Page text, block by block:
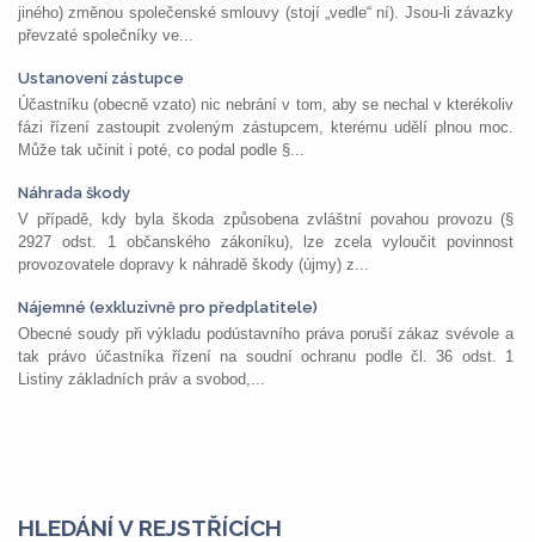
jiného) změnou společenské smlouvy (stojí „vedle“ ní). Jsou-li závazky
převzaté společníky ve...
Ustanovení zástupce
Účastníku (obecně vzato) nic nebrání v tom, aby se nechal v kterékoliv
fázi řízení zastoupit zvoleným zástupcem, kterému udělí plnou moc.
Může tak učinit i poté, co podal podle §...
Náhrada škody
V případě, kdy byla škoda způsobena zvláštní povahou provozu (§
2927 odst. 1 občanského zákoníku), lze zcela vyloučit povinnost
provozovatele dopravy k náhradě škody (újmy) z...
Nájemné (exkluzivně pro předplatitele)
Obecné soudy při výkladu podústavního práva poruší zákaz svévole a
tak právo účastníka řízení na soudní ochranu podle čl. 36 odst. 1
Listiny základních práv a svobod,...
HLEDÁNÍ V REJSTŘÍCÍCH